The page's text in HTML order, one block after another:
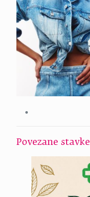
Povezane stavke